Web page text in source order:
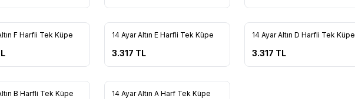
F Harfli Tek Küpe 14 Ayar Altın E Harfli Tek Küpe
3.317 TL
14 Ayar Altın D Harfli Tek Küpe
3.317 TL
B Harfli Tek Küpe 14 Ayar Altın A Harf Tek Küpe